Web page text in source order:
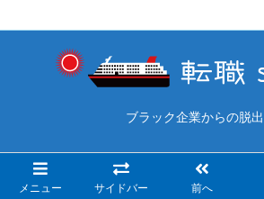
ブラック企業からの脱
メニュー サイドバー 前へ